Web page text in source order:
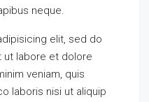
neque.
elit, sed do
ut labore et dolore
veniam, quis
laboris nisi ut aliquip